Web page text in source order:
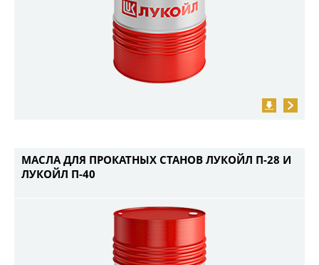
МАСЛА ДЛЯ ПРОКАТНЫХ СТАНОВ ЛУКОЙЛ П-28 И
ЛУКОЙЛ П-40